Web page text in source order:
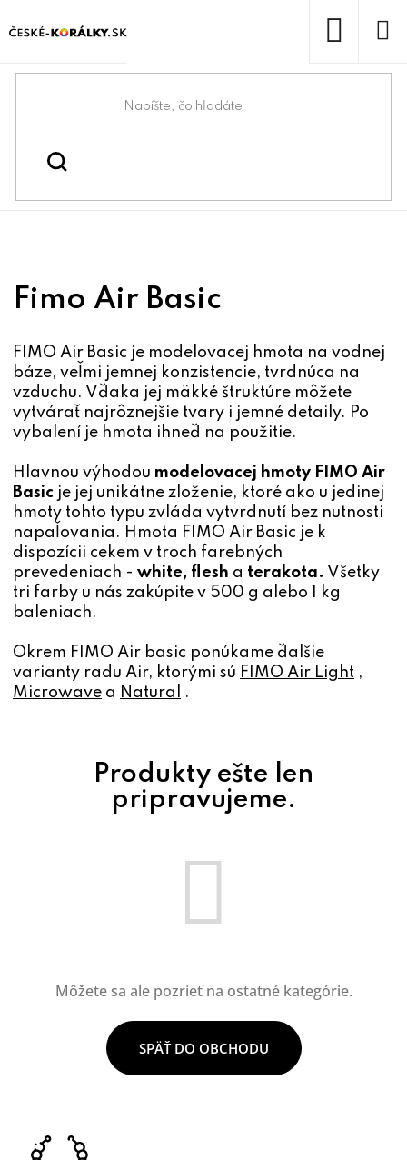
na
Domov
Kreatívne tvorenie
Fimo / FIMO AIR /
Fimo Air Basic
FIMO Air Basic je modelovacej hmota na vodnej
báze, veľmi jemnej konzistencie, tvrdnúca na
vzduchu. Vďaka jej mäkké štruktúre môžete
vytvárať najrôznejšie tvary i jemné detaily. Po
vybalení je hmota ihneď na použitie.
Hlavnou výhodou modelovacej hmoty FIMO Air
Basic je jej unikátne zloženie, ktoré ako u jedinej
hmoty tohto typu zvláda vytvrdnutí bez nutnosti
napaľovania. Hmota FIMO Air Basic je k
dispozícii cekem v troch farebných
prevedeniach - white, flesh a terakota. Všetky
tri farby u nás zakúpite v 500 g alebo 1 kg
baleniach.
Okrem FIMO Air basic ponúkame ďalšie
varianty radu Air, ktorými sú FIMO Air Light ,
Microwave a Natural .
Produkty ešte len
pripravujeme.
Môžete sa ale pozrieť na ostatné kategórie.
SPÄŤ DO OBCHODU